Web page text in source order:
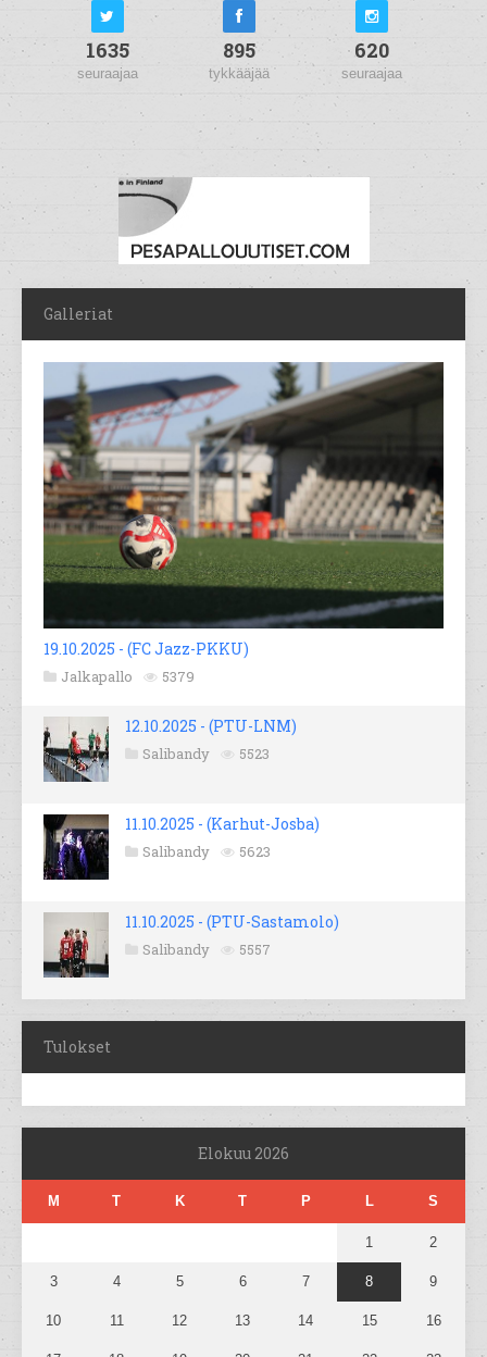
1635
seuraajaa
895
tykkääjää
620
seuraajaa
Galleriat
19.10.2025 - (FC Jazz-PKKU)
Jalkapallo 5379
12.10.2025 - (PTU-LNM)
Salibandy 5523
11.10.2025 - (Karhut-Josba)
Salibandy 5623
11.10.2025 - (PTU-Sastamolo)
Salibandy 5557
Tulokset
Elokuu 2026
M T K T P L S
1 2
3 4 5 6 7 8 9
10 11 12 13 14 15 16